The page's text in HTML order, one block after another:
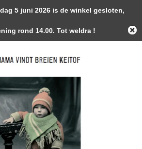
0 Artikelen - €0,00
5 juni 2026 is de winkel gesloten,
rond 14.00. Tot weldra !